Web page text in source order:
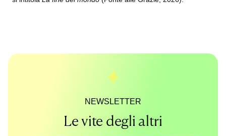
NEWSLETTER
Le vite degli altri